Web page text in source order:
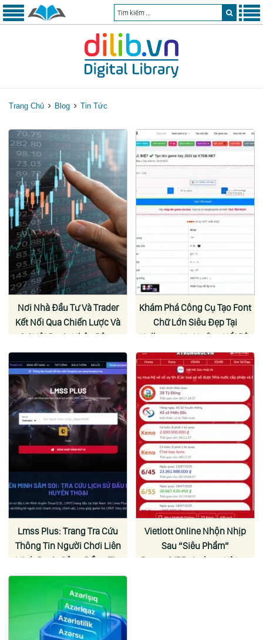
Trang Chủ Blog Tin Tức
Nơi Nhà Đầu Tư Và Trader
Kết Nối Qua Chiến Lược Và
Cơ Hội Được Nhân Rộng
Khám Phá Công Cụ Tạo Font
Chữ Lớn Siêu Đẹp Tại
Ktdb.net - Xu Hướng Nổi Bật
Cho Giới Trẻ Yêu Thích Sự
Khác Biệt
Lmss Plus: Trang Tra Cứu
Thông Tin Người Chơi Liên
Minh Được Cộng Đồng Tin
Dùng
Vietlott Online Nhộn Nhịp
Sau “Siêu Phẩm”
Power 6/55: Jackpot Kỷ Lục